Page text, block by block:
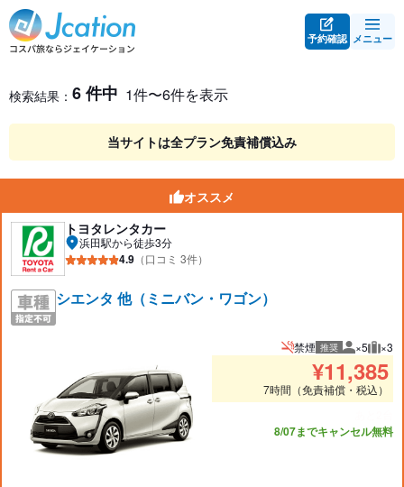
予約確認 メニュー
レンタカー検索・比較
レンタカー検索結果
検索結果： 6 件中 1件〜6件を表示
当サイトは全プラン免責補償込み
オススメ
トヨタレンタカー
浜田駅から徒歩3分
4.9 （口コミ 3件）
シエンタ 他（ミニバン・ワゴン）
禁煙 推奨 推奨人数
×5 推奨
×3
¥11,385
7時間（免責補償・税込）
8/07までキャンセル無料